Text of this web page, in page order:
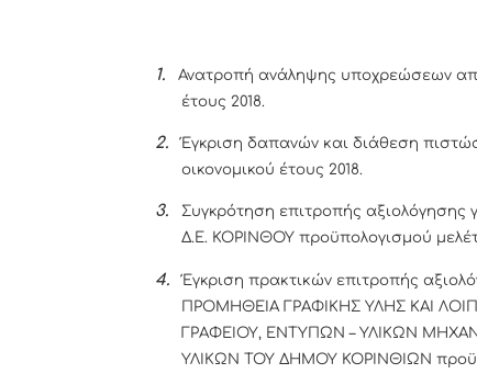
1.
Ανατροπή ανάληψης υποχρεώσεων
έτους 2018.
2.
Έγκριση δαπανών και διάθεση
οικονομικού έτους 2018.
3.
Συγκρότηση επιτροπής
Δ.Ε. ΚΟΡΙΝΘΟΥ προϋπολογισμού
4.
Έγκριση πρακτικών επιτροπής
ΠΡΟΜΗΘΕΙΑ ΓΡΑΦΙΚΗΣ ΥΛΗΣ ΚΑΙ
ΓΡΑΦΕΙΟΥ, ΕΝΤΥΠΩΝ – ΥΛΙΚΩΝ
ΥΛΙΚΩΝ ΤΟΥ ΔΗΜΟΥ ΚΟΡΙΝΘΙΩΝ